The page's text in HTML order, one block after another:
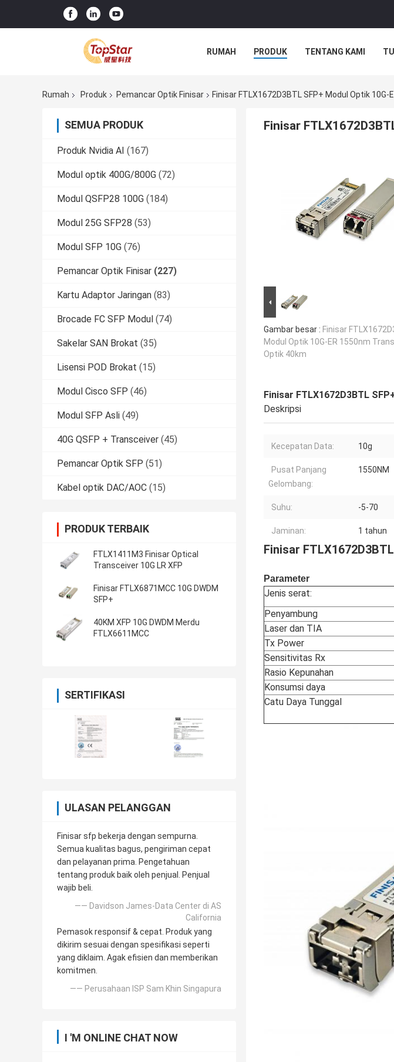
RUMAH PRODUK TENTANG KAMI
Rumah Produk Pemancar Optik Finisar Finisar FTLX1672D3BTL SFP+ Modul Optik
SEMUA PRODUK
Produk Nvidia AI (167)
Modul optik 400G/800G (72)
Modul QSFP28 100G (184)
Modul 25G SFP28 (53)
Modul SFP 10G (76)
Pemancar Optik Finisar (227)
Kartu Adaptor Jaringan (83)
Brocade FC SFP Modul (74)
Sakelar SAN Brokat (35)
Lisensi POD Brokat (15)
Modul Cisco SFP (46)
Modul SFP Asli (49)
40G QSFP + Transceiver (45)
Pemancar Optik SFP (51)
Kabel optik DAC/AOC (15)
PRODUK TERBAIK
FTLX1411M3 Finisar Optical
Transceiver 10G LR XFP
Finisar FTLX6871MCC 10G DWDM
SFP+
40KM XFP 10G DWDM Merdu
FTLX6611MCC
SERTIFIKASI
ULASAN PELANGGAN
Finisar sfp bekerja dengan sempurna.
Semua kualitas bagus, pengiriman cepat
dan pelayanan prima. Pengetahuan
tentang produk baik oleh penjual. Penjual
wajib beli.
—— Davidson James-Data Center di AS
California
Pemasok responsif & cepat. Produk yang
dikirim sesuai dengan spesifikasi seperti
yang diklaim. Agak efisien dan memberikan
komitmen.
—— Perusahaan ISP Sam Khin Singapura
I 'M ONLINE CHAT NOW
Finisar
Gambar besar : Finisar
Modul Optik 10G-ER 1550nm
Optik 40km
Finisar FTLX1672D3BTL
Deskripsi
Kecepatan Data: 10g
Pusat Panjang
Gelombang:
1550NM
Suhu: -5-70
Jaminan: 1 tahun
Finisar
Parameter
Jenis serat:
Penyambung
Laser dan TIA
Tx Power
Sensitivitas Rx
Rasio Kepunahan
Konsumsi daya
Catu Daya Tunggal